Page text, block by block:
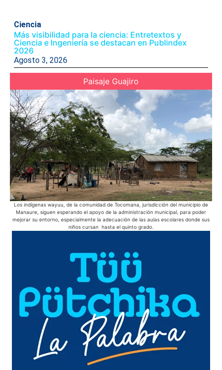
Ciencia
Más visibilidad para la ciencia: Entretextos y
Ciencia e Ingeniería se destacan en Publindex
2026
Agosto 3, 2026
Paisaje Guajiro
Los indígenas wayuu, de la comunidad de Tocomana, jurisdicción del municipio de
Manaure, siguen esperando el apoyo de la administración municipal, para poder
mejorar su entorno, especialmente la adecuación de las aulas escolares donde sus
niños cursan hasta el quinto grado.